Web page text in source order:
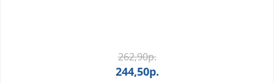
262,90р.
244,50р.